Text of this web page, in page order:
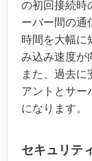
の初回接続時
ーバー間の通
時間を大幅に
み込み速度が
また、過去に
アントとサー
になります。
セキュリテ